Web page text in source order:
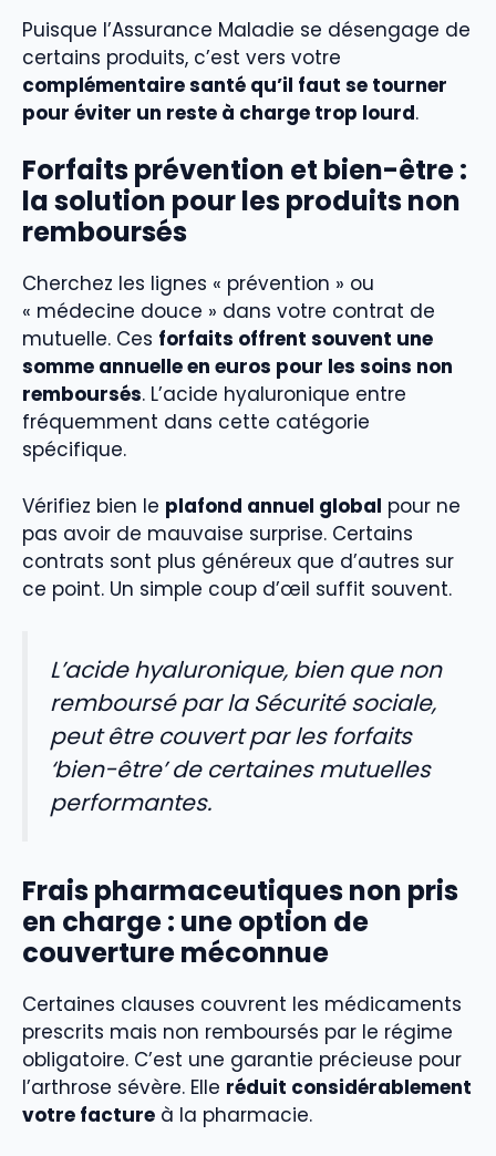
Puisque l’Assurance Maladie se désengage de
certains produits, c’est vers votre
complémentaire santé qu’il faut se tourner
pour éviter un reste à charge trop lourd.
Forfaits prévention et bien-être :
la solution pour les produits non
remboursés
Cherchez les lignes « prévention » ou
« médecine douce » dans votre contrat de
mutuelle. Ces forfaits offrent souvent une
somme annuelle en euros pour les soins non
remboursés. L’acide hyaluronique entre
fréquemment dans cette catégorie
spécifique.
Vérifiez bien le plafond annuel global pour ne
pas avoir de mauvaise surprise. Certains
contrats sont plus généreux que d’autres sur
ce point. Un simple coup d’œil suffit souvent.
L’acide hyaluronique, bien que non
remboursé par la Sécurité sociale,
peut être couvert par les forfaits
‘bien-être’ de certaines mutuelles
performantes.
Frais pharmaceutiques non pris
en charge : une option de
couverture méconnue
Certaines clauses couvrent les médicaments
prescrits mais non remboursés par le régime
obligatoire. C’est une garantie précieuse pour
l’arthrose sévère. Elle réduit considérablement
votre facture à la pharmacie.